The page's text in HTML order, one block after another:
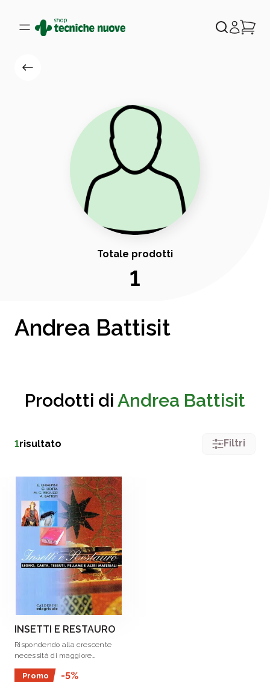
Totale prodotti
1
Andrea Battisit
Prodotti di Andrea Battisit
1risultato Filtri
INSETTI E RESTAURO
Rispondendo alla crescente
necessità di maggiore
professionalità e
approfondimento, questo
Promo
-5%